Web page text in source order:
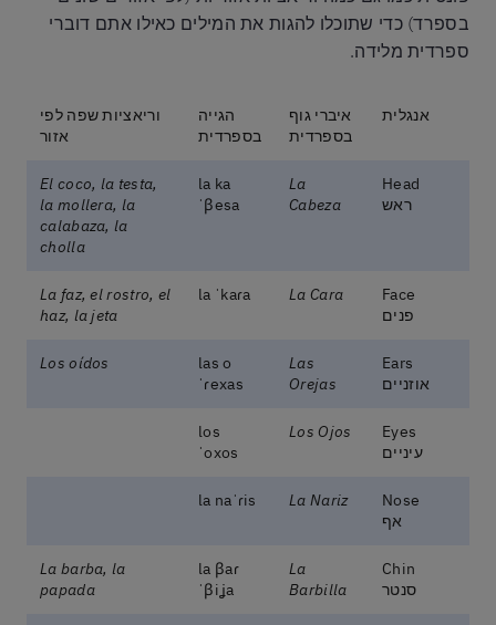
בספרד) כדי שתוכלו להגות את המילים כאילו אתם דוברי
ספרדית מלידה.
אנגלית
איברי גוף
בספרדית
הגייה
בספרדית
וריאציות שפה לפי
אזור
Head
ראש
La
Cabeza
la ka
ˈβesa
El coco, la testa,
la mollera, la
calabaza, la
cholla
Face
פנים
La Cara
la ˈkaɾa
La faz, el rostro, el
haz, la jeta
Ears
אוזניים
Las
Orejas
las o
ˈɾexas
Los oídos
Eyes
עיניים
Los Ojos
los
ˈoxos
Nose
אף
La Nariz
la naˈɾis
Chin
סנטר
La
Barbilla
la βaɾ
ˈβiʝa
La barba, la
papada